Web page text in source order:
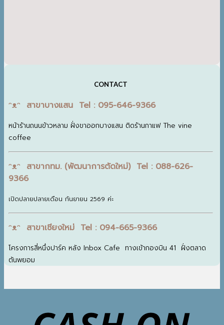
CONTACT
ᵔᴥᵔ สาขาบางแสน Tel : 095-646-9366
หน้าร้านถนนข้าวหลาม ฝั่งขาออกบางแสน ติดร้านกาแฟ The vine
coffee
ᵔᴥᵔ สาขากทม. (พัฒนาการตัดใหม่) Tel : 088-626-
9366
เปิดปลายปลายเดือน กันยายน 2569 ค่ะ
ᵔᴥᵔ สาขาเชียงใหม่ Tel : 094-665-9366
โครงการสี่หนึ่งปาร์ค หลัง Inbox Cafe ทางเข้ากองบิน 41 ฝั่งตลาด
ต้นพยอม